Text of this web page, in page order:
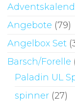
Angebote (79)
Angelbox Set
Barsch/Forelle
Paladin UL
spinner (27)